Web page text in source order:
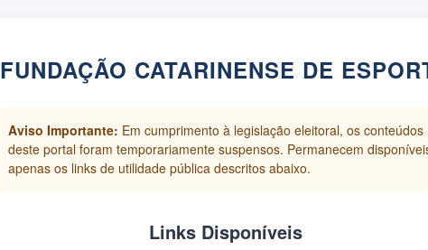
FUNDAÇÃO CATARINENSE DE
Aviso Importante: Em cumprimento à legislação eleitoral, os conteúdos
deste portal foram temporariamente suspensos. Permanecem
apenas os links de utilidade pública descritos abaixo.
Links Disponíveis